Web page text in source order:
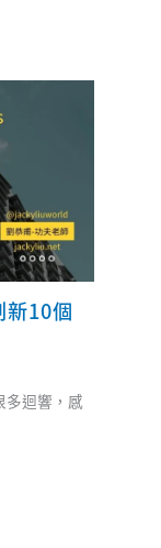
新10個
多迴響，感